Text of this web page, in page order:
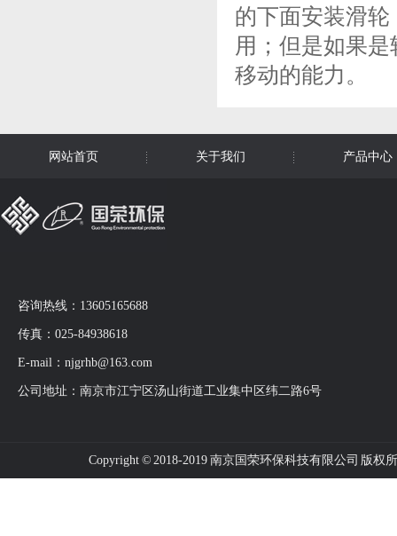
的下面安装滑
用；但是如果
移动的能力。
网站首页 关于我们 产品中心
咨询热线：13605165688
传真：025-84938618
E-mail：njgrhb@163.com
公司地址：南京市江宁区汤山街道工业集中区纬二路6号
Copyright © 2018-2019 南京国荣环保科技有限公司 版权